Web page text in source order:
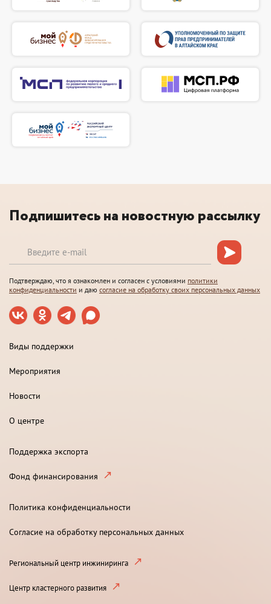
Подпишитесь на новостную рассылку
Подтверждаю, что я ознакомлен и согласен с условиями политики
конфиденциальности и даю согласие на обработку своих персональных данных
Виды поддержки
Мероприятия
Новости
О центре
Поддержка экспорта
Фонд финансирования
Политика конфиденциальности
Согласие на обработку персональных данных
Региональный центр инжиниринга
Центр кластерного развития